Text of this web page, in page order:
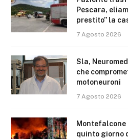
Pescara,
prestito” la
7 Agosto 2026
Sla,
che
motoneuroni
7 Agosto 2026
Montefalcone
quinto giorno